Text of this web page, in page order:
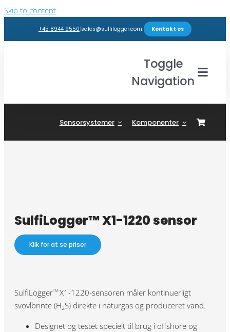
Skip to content
+45 8944 9550|sales@sulfilogger.com| Kontakt os
Toggle
Navigation
Produkter
Support
Sensorsystemer Komponenter
SulfiLogger™ X1-1220 sensor
Klik for at se priser
SulfiLoggerTM X1-1220-sensoren måler kontinuerligt
svovlbrinte (H2S) direkte i naturgas og produceret vand.
Designet og testet specielt til brug i offshore og